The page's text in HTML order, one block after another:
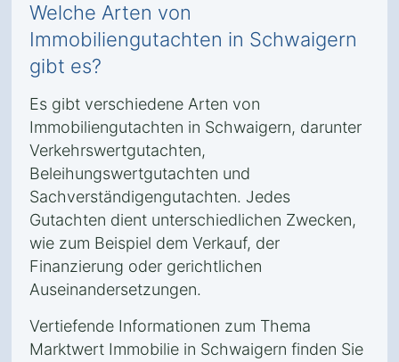
Welche Arten von
Immobiliengutachten in Schwaigern
gibt es?
Es gibt verschiedene Arten von
Immobiliengutachten in Schwaigern, darunter
Verkehrswertgutachten,
Beleihungswertgutachten und
Sachverständigengutachten. Jedes
Gutachten dient unterschiedlichen Zwecken,
wie zum Beispiel dem Verkauf, der
Finanzierung oder gerichtlichen
Auseinandersetzungen.
Vertiefende Informationen zum Thema
Marktwert Immobilie in Schwaigern finden Sie